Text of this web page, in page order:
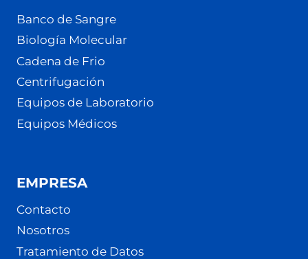
Banco de Sangre
Biología Molecular
Cadena de Frio
Centrifugación
Equipos de Laboratorio
Equipos Médicos
EMPRESA
Contacto
Nosotros
Tratamiento de Datos